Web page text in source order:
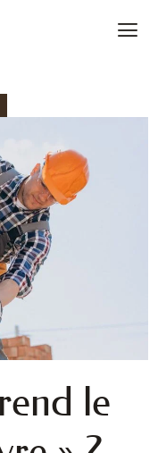
le